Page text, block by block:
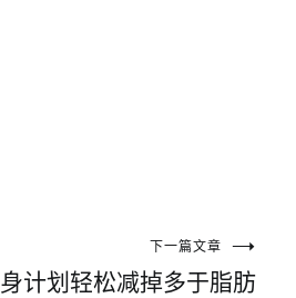
下一篇文章
计划轻松减掉多于脂肪